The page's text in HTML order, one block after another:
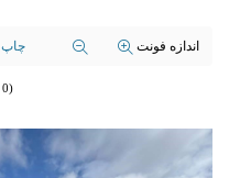
اندازه فونت چاپ
(0 امتیاز)